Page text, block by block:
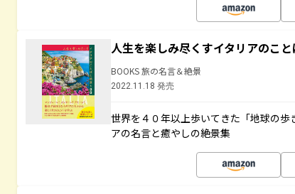
人生を楽しみ尽くすイタリアのこ
BOOKS 旅の名言＆絶景
2022.11.18 発売
世界を４０年以上歩いてきた「地球の
アの名言と癒やしの絶景集